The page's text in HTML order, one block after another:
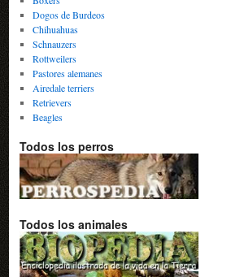
Dogos de Burdeos
Chihuahuas
Schnauzers
Rottweilers
Pastores alemanes
Airedale terriers
Retrievers
Beagles
Todos los perros
Todos los animales